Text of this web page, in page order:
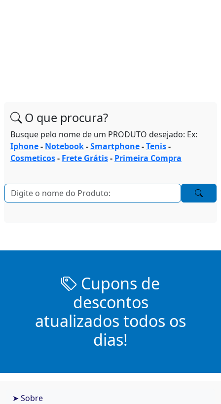
O que procura?
Busque pelo nome de um PRODUTO desejado: Ex:
Iphone- Notebook-Smartphone-Tenis-
Cosmeticos- Frete Grátis- Primeira Compra
Cupons de
descontos
atualizados todos os
dias!
➤ Sobre